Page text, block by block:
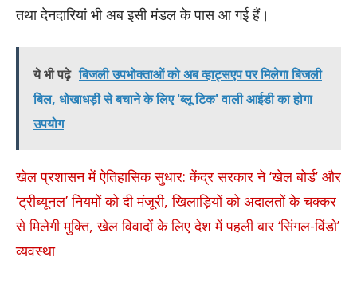
तथा देनदारियां भी अब इसी मंडल के पास आ गई हैं।
ये भी पढ़े बिजली उपभोक्ताओं को अब व्हाट्सएप पर मिलेगा बिजली
बिल, धोखाधड़ी से बचाने के लिए 'ब्लू टिक' वाली आईडी का होगा
उपयोग
खेल प्रशासन में ऐतिहासिक सुधार: केंद्र सरकार ने ‘खेल बोर्ड’ और
‘ट्रीब्यूनल’ नियमों को दी मंजूरी, खिलाड़ियों को अदालतों के चक्कर
से मिलेगी मुक्ति, खेल विवादों के लिए देश में पहली बार ‘सिंगल-विंडो’
व्यवस्था